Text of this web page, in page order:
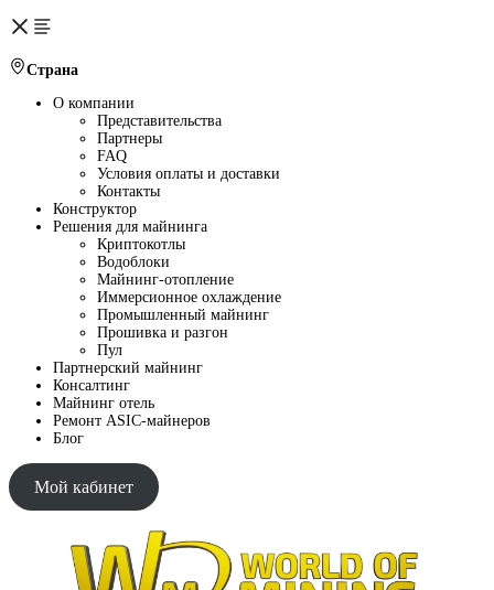
Страна
О компании
Представительства
Партнеры
FAQ
Условия оплаты и доставки
Контакты
Конструктор
Решения для майнинга
Криптокотлы
Водоблоки
Майнинг-отопление
Иммерсионное охлаждение
Промышленный майнинг
Прошивка и разгон
Пул
Партнерский майнинг
Консалтинг
Майнинг отель
Ремонт ASIC-майнеров
Блог
Мой кабинет